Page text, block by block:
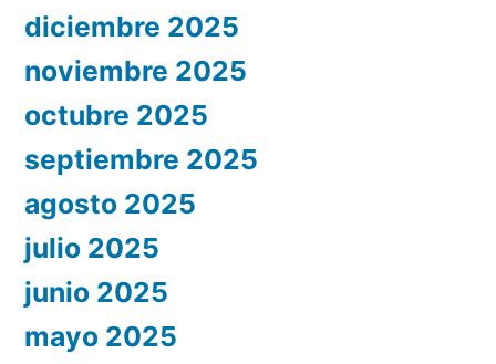
diciembre 2025
noviembre 2025
octubre 2025
septiembre 2025
agosto 2025
julio 2025
junio 2025
mayo 2025